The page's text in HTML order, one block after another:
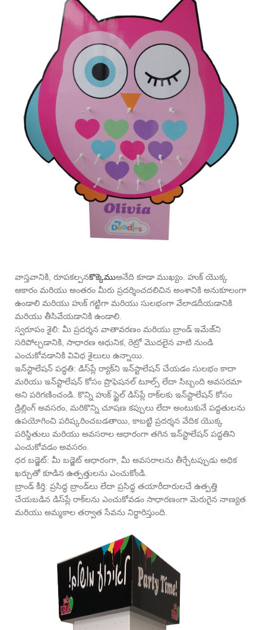
వాస్తవానికి, రూపకల్పనకొక్కెముఅనేది కూడా ముఖ్యం. హుక్ యొక్క
ఆకారం మరియు అంతరం మీరు ప్రదర్శించదలిచిన అంశానికి అనుకూలంగా
ఉండాలి మరియు హుక్ గట్టిగా మరియు సులభంగా వేలాడదీయడానికి
మరియు తీసివేయడానికి ఉండాలి.
స్వరూపం శైలి: మీ ప్రదర్శన వాతావరణం మరియు బ్రాండ్ ఇమేజ్‌ని
సరిపోల్చడానికి, సాధారణ ఆధునిక, రెట్రో మొదలైన వాటి నుండి
ఎంచుకోవడానికి వివిధ శైలులు ఉన్నాయి.
ఇన్‌స్టాలేషన్ పద్ధతి: డిస్‌ప్లే ర్యాక్‌ని ఇన్‌స్టాలేషన్ చేయడం సులభం కాదా
మరియు ఇన్‌స్టాలేషన్ కోసం ప్రొఫెషనల్ టూల్స్ లేదా సిబ్బంది అవసరమా
అని పరిగణించండి. కొన్ని హుక్ స్టైల్ డిస్‌ప్లే రాక్‌లకు ఇన్‌స్టాలేషన్ కోసం
డ్రిల్లింగ్ అవసరం, మరికొన్ని చూషణ కప్పులు లేదా అంటుకునే పద్ధతులను
ఉపయోగించి పరిష్కరించబడతాయి, కాబట్టి ప్రదర్శన వేదిక యొక్క
పరిస్థితులు మరియు అవసరాల ఆధారంగా తగిన ఇన్‌స్టాలేషన్ పద్ధతిని
ఎంచుకోవడం అవసరం.
ధర బడ్జెట్: మీ బడ్జెట్ ఆధారంగా, మీ అవసరాలను తీర్చేటప్పుడు అధిక
ఖర్చుతో కూడిన ఉత్పత్తులను ఎంచుకోండి.
బ్రాండ్ కీర్తి: ప్రసిద్ధ బ్రాండ్‌లు లేదా ప్రసిద్ధ తయారీదారులచే ఉత్పత్తి
చేయబడిన డిస్‌ప్లే రాక్‌లను ఎంచుకోవడం సాధారణంగా మెరుగైన నాణ్యత
మరియు అమ్మకాల తర్వాత సేవను నిర్ధారిస్తుంది.